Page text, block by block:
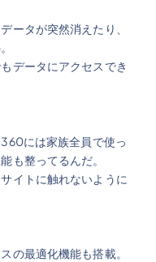
ータが突然消えたり、
データにアクセスでき
には家族全員で使っ
も整ってるんだ。
イトに触れないように
の最適化機能も搭載。